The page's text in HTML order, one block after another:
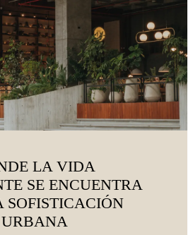
LA VIDA
SE ENCUENTRA
SOFISTICACIÓN
URBANA